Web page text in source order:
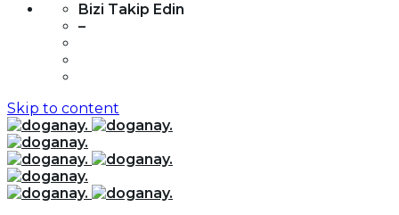
Bizi Takip Edin
–
Skip to content